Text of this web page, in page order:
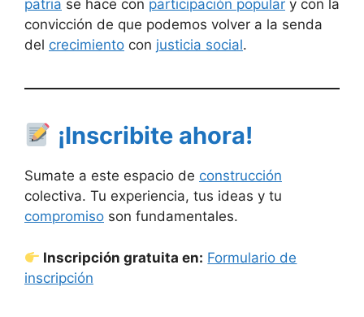
patria se hace con participación popular y con la
convicción de que podemos volver a la senda
del crecimiento con justicia social.
¡Inscribite ahora!
Sumate a este espacio de construcción
colectiva. Tu experiencia, tus ideas y tu
compromiso son fundamentales.
Inscripción gratuita en: Formulario de
inscripción